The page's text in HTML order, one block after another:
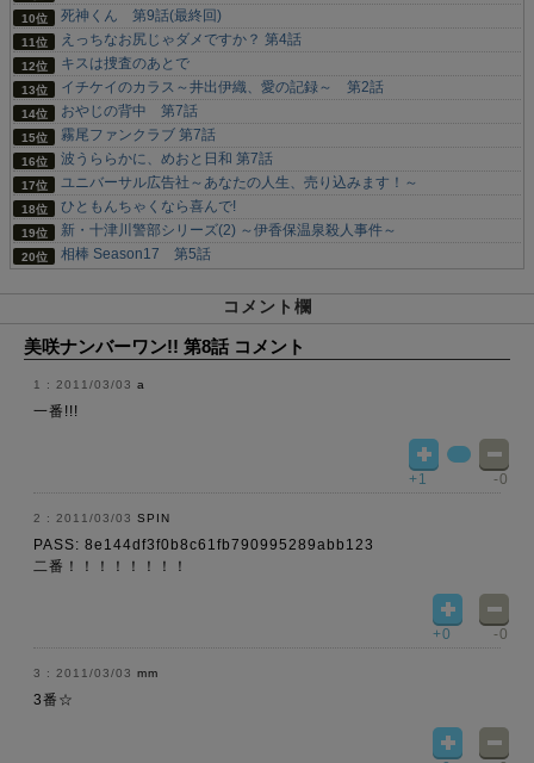
死神くん 第9話(最終回)
えっちなお尻じゃダメですか？ 第4話
キスは捜査のあとで
イチケイのカラス～井出伊織、愛の記録～ 第2話
おやじの背中 第7話
霧尾ファンクラブ 第7話
波うららかに、めおと日和 第7話
ユニバーサル広告社～あなたの人生、売り込みます！～
ひともんちゃくなら喜んで!
新・十津川警部シリーズ(2) ～伊香保温泉殺人事件～
相棒 Season17 第5話
コメント欄
美咲ナンバーワン!! 第8話 コメント
2011/03/03 a
一番!!!
+1 -0
2011/03/03 SPIN
PASS: 8e144df3f0b8c61fb790995289abb123
二番！！！！！！！！
+0 -0
2011/03/03 mm
3番☆